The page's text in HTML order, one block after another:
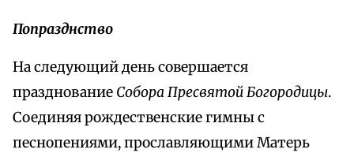
Попразднство
На следующий день совершается
празднование Собора Пресвятой Богородицы.
Соединяя рождественские гимны с
песнопениями, прославляющими Матерь